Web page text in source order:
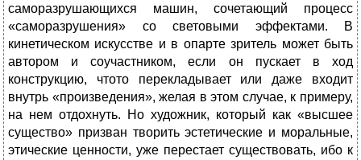
саморазрушающихся машин, сочетающий процесс
«саморазру­шения» со световыми эффектами. В
кинетическом искусстве и в опарте зритель может быть
автором и соучастником, если он пускает в ход
конструкцию, чтото перекладывает или даже входит
внутрь «произведения», желая в этом случае, к примеру,
на нем отдохнуть. Но художник, который как «высшее
существо» призван творить эстетические и моральные,
этические ценности, уже пере­стает существовать, ибо к